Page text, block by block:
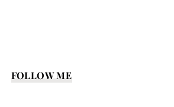
FOLLOW ME